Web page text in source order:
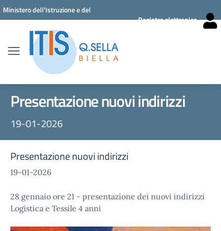
Vai ai contenuti
Vai al menu di navigazione
Vai al footer
Ministero dell'Istruzione e del
Registro elettronico
Presentazione nuovi indirizzi
19-01-2026
Presentazione nuovi indirizzi
19-01-2026
28 gennaio ore 21 - presentazione dei nuovi indirizzi
Logistica e Tessile 4 anni